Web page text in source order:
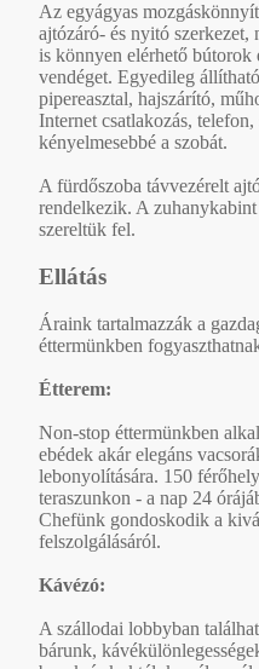
Az egyágyas
ajtózáró- és nyitó szerkezet,
is könnyen elérhető bútorok
vendéget. Egyedileg
pipereasztal, hajszárító,
Internet csatlakozás,
kényelmesebbé a szobát.
A fürdőszoba távvezérelt
rendelkezik. A
szereltük fel.
Ellátás
Áraink tartalmazzák a
éttermünkben
Étterem:
Non-stop éttermünkben
ebédek akár elegáns
lebonyolítására. 150
teraszunkon - a nap 24
Chefünk gondoskodik a
felszolgálásáról.
Kávézó:
A szállodai lobbyban
bárunk,